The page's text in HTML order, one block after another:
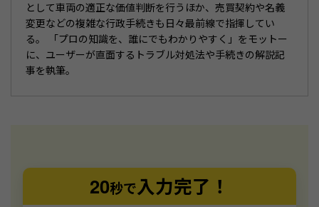
として車両の適正な価値判断を行うほか、売買契約や名義
変更などの複雑な行政手続きも日々最前線で指揮してい
る。 「プロの知識を、誰にでもわかりやすく」をモットー
に、ユーザーが直面するトラブル対処法や手続きの解説記
事を執筆。
20秒で入力完了！